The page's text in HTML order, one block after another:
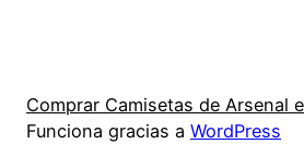
Comprar Camisetas de Arsenal
Funciona gracias a WordPress